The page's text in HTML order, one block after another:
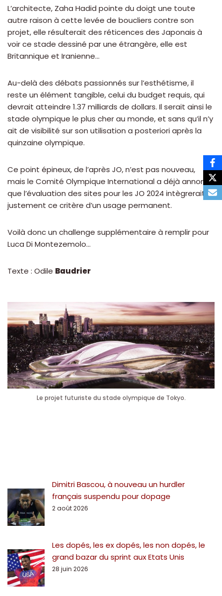
L’architecte, Zaha Hadid pointe du doigt une toute
autre raison à cette levée de boucliers contre son
projet, elle résulterait des réticences des Japonais à
voir ce stade dessiné par une étrangère, elle est
Britannique et Iranienne…
Au-delà des débats passionnés sur l’esthétisme, il
reste un élément tangible, celui du budget requis, qui
devrait atteindre 1.37 milliards de dollars. Il serait ainsi le
stade olympique le plus cher au monde, et sans qu’il n’y
ait de visibilité sur son utilisation a posteriori après la
quinzaine olympique.
Ce point épineux, de l’après JO, n’est pas nouveau,
mais le Comité Olympique International a déjà annoncé
que l’évaluation des sites pour les JO 2024 intègrerait
justement ce critère d’un usage permanent.
Voilà donc un challenge supplémentaire à remplir pour
Luca Di Montezemolo…
Texte : Odile Baudrier
Le projet futuriste du stade olympique de Tokyo.
Dimitri Bascou, à nouveau un hurdler
français suspendu pour dopage
2 août 2026
Les dopés, les ex dopés, les non dopés, le
grand bazar du sprint aux Etats Unis
28 juin 2026